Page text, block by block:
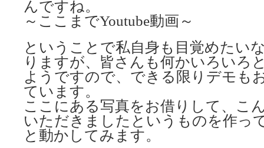
んですね。
～ここまでYoutube動画～
ということで私自身も目覚めたい
りますが、皆さんも何かいろいろ
ようですので、できる限りデモも
ています。
ここにある写真をお借りして、こ
いただきましたというものを作っ
と動かしてみます。